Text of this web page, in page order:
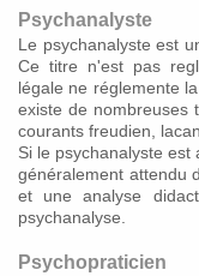
Psychanalyste
Le psychanalyste est
Ce titre n'est pas
légale ne réglemente
existe de nombreuses
courants freudien,
Si le psychanalyste est
généralement attendu
et une analyse
psychanalyse.
Psychopraticien